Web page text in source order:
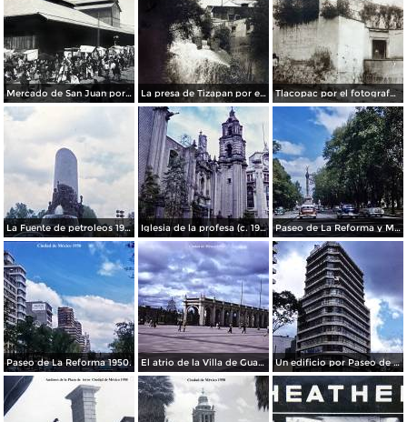
Mercado de San Juan por el fotografo Felix Miret La presa de Tizapan por el fotografo Fernando Kososky. ( Circulada el 22 de Diembre de 1910 ). Tlacopac por el fotografo Hugo Brehme.
La Fuente de petroleos 1950. Iglesia de la profesa (c. 1950) Paseo de La Reforma y Mto a La Independencia 1950
Paseo de La Reforma 1950. El atrio de la Villa de Guadalupe 1950. Un edificio por Paseo de La Reforma 1950